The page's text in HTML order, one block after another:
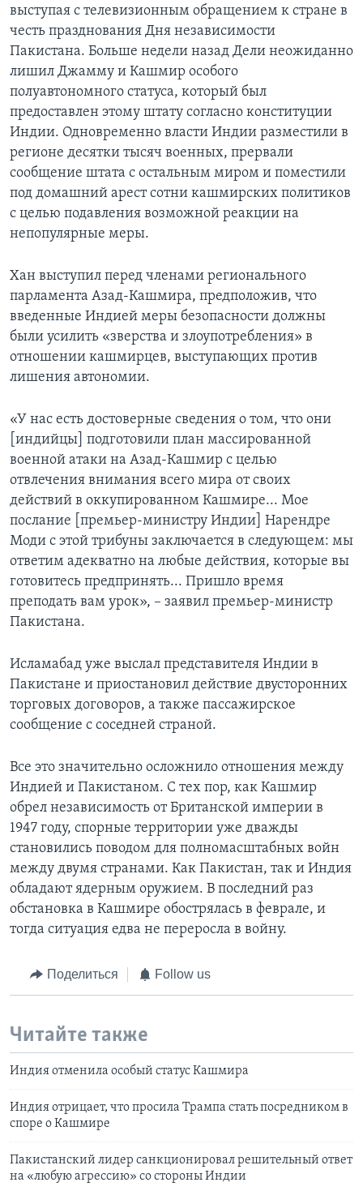
выступая с телевизионным обращением к стране в
честь празднования Дня независимости
Пакистана. Больше недели назад Дели неожиданно
лишил Джамму и Кашмир особого
полуавтономного статуса, который был
предоставлен этому штату согласно конституции
Индии. Одновременно власти Индии разместили в
регионе десятки тысяч военных, прервали
сообщение штата с остальным миром и поместили
под домашний арест сотни кашмирских политиков
с целью подавления возможной реакции на
непопулярные меры.
Хан выступил перед членами регионального
парламента Азад-Кашмира, предположив, что
введенные Индией меры безопасности должны
были усилить «зверства и злоупотребления» в
отношении кашмирцев, выступающих против
лишения автономии.
«У нас есть достоверные сведения о том, что они
[индийцы] подготовили план массированной
военной атаки на Азад-Кашмир с целью
отвлечения внимания всего мира от своих
действий в оккупированном Кашмире... Мое
послание [премьер-министру Индии] Нарендре
Моди с этой трибуны заключается в следующем: мы
ответим адекватно на любые действия, которые вы
готовитесь предпринять... Пришло время
преподать вам урок», – заявил премьер-министр
Пакистана.
Исламабад уже выслал представителя Индии в
Пакистане и приостановил действие двусторонних
торговых договоров, а также пассажирское
сообщение с соседней страной.
Все это значительно осложнило отношения между
Индией и Пакистаном. С тех пор, как Кашмир
обрел независимость от Британской империи в
1947 году, спорные территории уже дважды
становились поводом для полномасштабных войн
между двумя странами. Как Пакистан, так и Индия
обладают ядерным оружием. В последний раз
обстановка в Кашмире обострялась в феврале, и
тогда ситуация едва не переросла в войну.
Поделиться Follow us
Читайте также
Индия отменила особый статус Кашмира
Индия отрицает, что просила Трампа стать посредником в
споре о Кашмире
Пакистанский лидер санкционировал решительный ответ
на «любую агрессию» со стороны Индии